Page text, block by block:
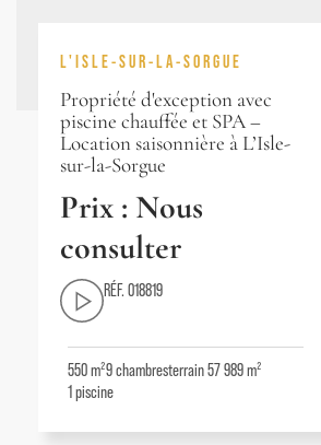
L'ISLE-SUR-LA-SORGUE
Propriété d'exception avec
piscine chauffée et SPA –
Location saisonnière à L’Isle-
sur-la-Sorgue
Prix : Nous
consulter
RÉF. 018819
550 m²9chambresterrain 57 989 m²
1piscine